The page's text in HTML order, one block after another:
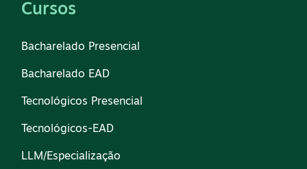
Cursos
Bacharelado Presencial
Bacharelado EAD
Tecnológicos Presencial
Tecnológicos-EAD
LLM/Especialização